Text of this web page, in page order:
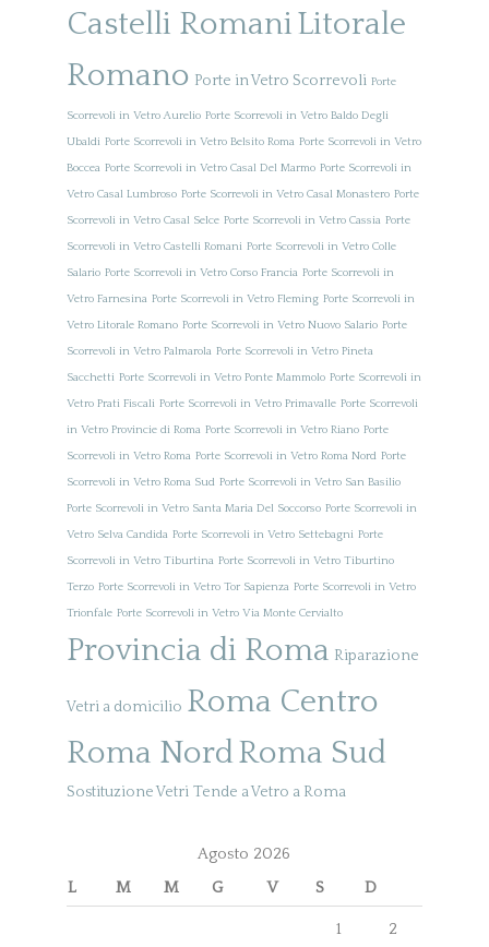
Castelli RomaniLitorale
Romano Porte in Vetro Scorrevoli Porte
Scorrevoli in Vetro Aurelio Porte Scorrevoli in Vetro Baldo Degli
Ubaldi Porte Scorrevoli in Vetro Belsito Roma Porte Scorrevoli in Vetro
Boccea Porte Scorrevoli in Vetro Casal Del Marmo Porte Scorrevoli in
Vetro Casal Lumbroso Porte Scorrevoli in Vetro Casal Monastero Porte
Scorrevoli in Vetro Casal Selce Porte Scorrevoli in Vetro Cassia Porte
Scorrevoli in Vetro Castelli Romani Porte Scorrevoli in Vetro Colle
Salario Porte Scorrevoli in Vetro Corso Francia Porte Scorrevoli in
Vetro Farnesina Porte Scorrevoli in Vetro Fleming Porte Scorrevoli in
Vetro Litorale Romano Porte Scorrevoli in Vetro Nuovo Salario Porte
Scorrevoli in Vetro Palmarola Porte Scorrevoli in Vetro Pineta
Sacchetti Porte Scorrevoli in Vetro Ponte Mammolo Porte Scorrevoli in
Vetro Prati Fiscali Porte Scorrevoli in Vetro Primavalle Porte Scorrevoli
in Vetro Provincie di Roma Porte Scorrevoli in Vetro Riano Porte
Scorrevoli in Vetro Roma Porte Scorrevoli in Vetro Roma Nord Porte
Scorrevoli in Vetro Roma Sud Porte Scorrevoli in Vetro San Basilio
Porte Scorrevoli in Vetro Santa Maria Del Soccorso Porte Scorrevoli in
Vetro Selva Candida Porte Scorrevoli in Vetro Settebagni Porte
Scorrevoli in Vetro Tiburtina Porte Scorrevoli in Vetro Tiburtino
Terzo Porte Scorrevoli in Vetro Tor Sapienza Porte Scorrevoli in Vetro
Trionfale Porte Scorrevoli in Vetro Via Monte Cervialto
Provincia di Roma Riparazione
Vetri a domicilio Roma Centro
Roma NordRoma Sud
Sostituzione Vetri Tende a Vetro a Roma
Agosto 2026
L
M M G V S D
1 2